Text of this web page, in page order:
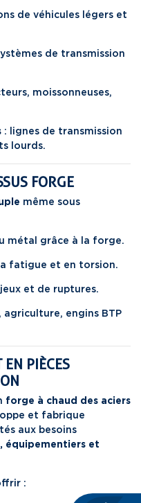
de véhicules légers et
de transmission
moissonneuses,
: lignes de transmission
lourds.
FORGE
même sous
métal grâce à la forge.
fatigue et en torsion.
et de ruptures.
agriculture, engins BTP
EN PIÈCES
forge à chaud des aciers
et fabrique
aux besoins
équipementiers et
: